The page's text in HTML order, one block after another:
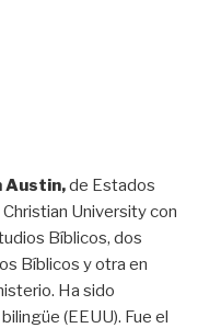
Austin,de Estados
University con
Bíblicos, dos
Bíblicos y otra en
Ha sido
(EEUU). Fue el